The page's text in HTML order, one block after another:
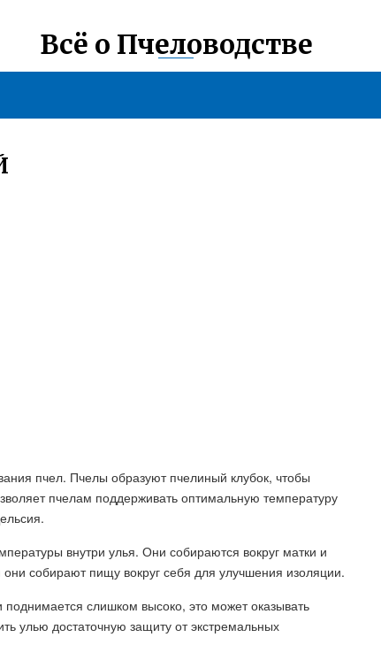
Всё о Пчеловодстве
пчел. Пчелы образуют пчелиный клубок, чтобы
пчелам поддерживать оптимальную температуру
внутри улья. Они собираются вокруг матки и
собирают пищу вокруг себя для улучшения изоляции.
слишком высоко, это может оказывать
улью достаточную защиту от экстремальных